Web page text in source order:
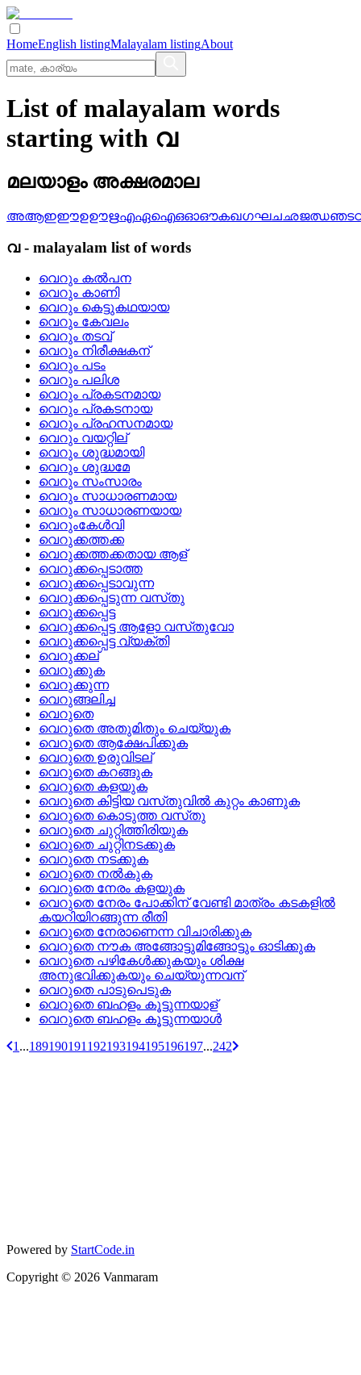
HomeEnglish listingMalayalam listingAbout
List of malayalam words
starting with വ
മലയാളം അക്ഷരമാല
അആഇഈഉഊഋഎഏഐഒഓഔകഖഗഘചഛജഝഞട
വ- malayalam list of words
വെറും കല്‍പന
വെറും കാണി
വെറും കെട്ടുകഥയായ
വെറും കേവലം
വെറും തടവ്
വെറും നിരീക്ഷകന്
വെറും പടം
വെറും പലിശ
വെറും പ്രകടനമായ
വെറും പ്രകടനായ
വെറും പ്രഹസനമായ
വെറും വയറ്റില്
വെറും ശുദ്ധമായി
വെറും ശുദ്ധമേ
വെറും സംസാരം
വെറും സാധാരണമായ
വെറും സാധാരണയായ
വെറുംകേള്‍വി
വെറുക്കത്തക്ക
വെറുക്കത്തക്കതായ ആള്
വെറുക്കപ്പെടാത്ത
വെറുക്കപ്പെടാവുന്ന
വെറുക്കപ്പെടുന്ന വസ്‌തു
വെറുക്കപ്പെട്ട
വെറുക്കപ്പെട്ട ആളോ വസ്‌തുവോ
വെറുക്കപ്പെട്ട വ്യക്തി
വെറുക്കല്
വെറുക്കുക
വെറുക്കുന്ന
വെറുങ്ങലിച്ച
വെറുതെ
വെറുതെ അതുമിതും ചെയ്യുക
വെറുതെ ആക്ഷേപിക്കുക
വെറുതെ ഉരുവിടല്
വെറുതെ കറങ്ങുക
വെറുതെ കളയുക
വെറുതെ കിട്ടിയ വസ്‌തുവില്‍ കുറ്റം കാണുക
വെറുതെ കൊടുത്ത വസ്‌തു
വെറുതെ ചുറ്റിത്തിരിയുക
വെറുതെ ചുറ്റിനടക്കുക
വെറുതെ നടക്കുക
വെറുതെ നല്‍കുക
വെറുതെ നേരം കളയുക
വെറുതെ നേരം പോക്കിന് വേണ്ടി മാത്രം കടകളില്‍
കയറിയിറങ്ങുന്ന രീതി
വെറുതെ നേരാണെന്ന വിചാരിക്കുക
വെറുതെ നൗക അങ്ങോട്ടുമിങ്ങോട്ടും ഓടിക്കുക
വെറുതെ പഴികേള്‍ക്കുകയും ശിക്ഷ
അനുഭവിക്കുകയും ചെയ്യുന്നവന്
വെറുതെ പാടുപെടുക
വെറുതെ ബഹളം കൂട്ടുന്നയാള്
വെറുതെ ബഹളം കൂട്ടുന്നയാള്‍
1 ...189190191 192193194195196197...242
Powered by StartCode.in
Copyright © 2026 Vanmaram